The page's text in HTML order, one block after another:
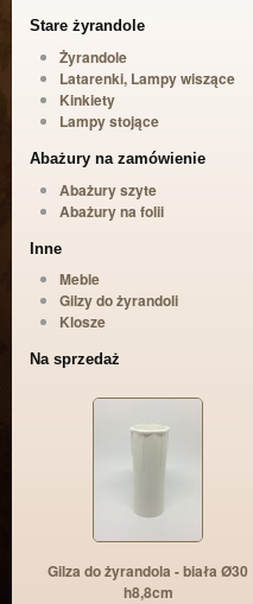
Stare żyrandole
Żyrandole
Latarenki, Lampy wiszące
Kinkiety
Lampy stojące
Abażury na zamówienie
Abażury szyte
Abażury na folii
Inne
Meble
Gilzy do żyrandoli
Klosze
Na sprzedaż
Gilza do żyrandola - biała Ø30
h8,8cm